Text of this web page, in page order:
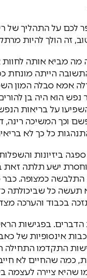
לכם על התהליך של
זה הולך להיות
מה מביא אותה
הייתה מונחת
אמא סבלה המון
הוא היה בן
על בריאות
וכך המשיכה רינה,
כל כך לא
ביזיונות
וחסרת ישע תלתה
התלבשה כמצופה. כבר
תעשה כל שביכולתה
בכבוד והערכה
בפגישות
אינסופיות של
התקדמו התחילה
כמה שהחיים לא
שהיא ציירה